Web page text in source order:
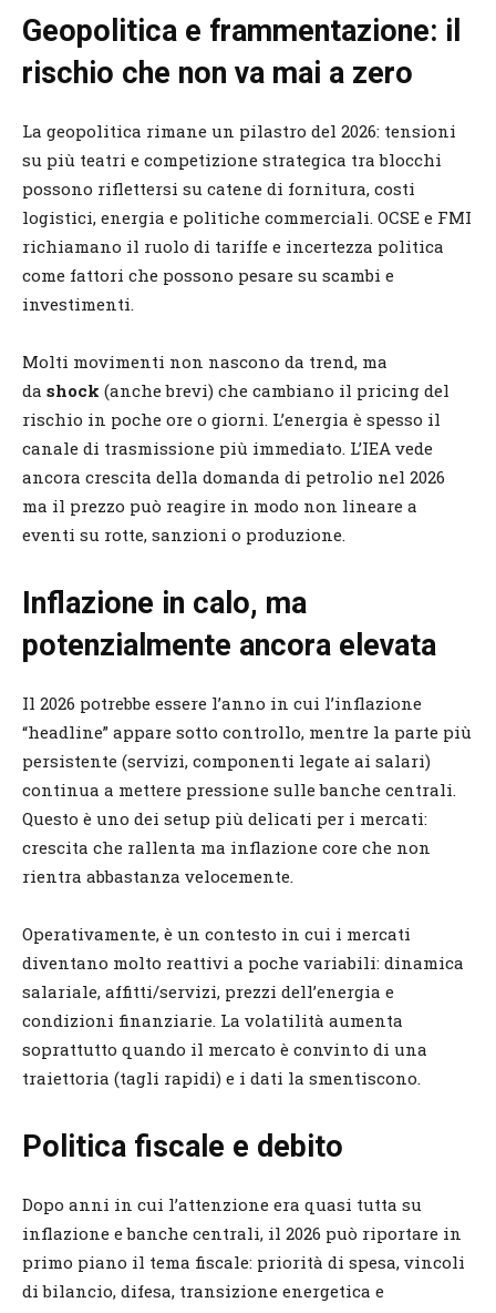
Geopolitica e frammentazione: il
rischio che non va mai a zero
La geopolitica rimane un pilastro del 2026: tensioni
su più teatri e competizione strategica tra blocchi
possono riflettersi su catene di fornitura, costi
logistici, energia e politiche commerciali. OCSE e FMI
richiamano il ruolo di tariffe e incertezza politica
come fattori che possono pesare su scambi e
investimenti.
Molti movimenti non nascono da trend, ma
da shock (anche brevi) che cambiano il pricing del
rischio in poche ore o giorni. L’energia è spesso il
canale di trasmissione più immediato. L’IEA vede
ancora crescita della domanda di petrolio nel 2026
ma il prezzo può reagire in modo non lineare a
eventi su rotte, sanzioni o produzione.
Inflazione in calo, ma
potenzialmente ancora elevata
Il 2026 potrebbe essere l’anno in cui l’inflazione
“headline” appare sotto controllo, mentre la parte più
persistente (servizi, componenti legate ai salari)
continua a mettere pressione sulle banche centrali.
Questo è uno dei setup più delicati per i mercati:
crescita che rallenta ma inflazione core che non
rientra abbastanza velocemente.
Operativamente, è un contesto in cui i mercati
diventano molto reattivi a poche variabili: dinamica
salariale, affitti/servizi, prezzi dell’energia e
condizioni finanziarie. La volatilità aumenta
soprattutto quando il mercato è convinto di una
traiettoria (tagli rapidi) e i dati la smentiscono.
Politica fiscale e debito
Dopo anni in cui l’attenzione era quasi tutta su
inflazione e banche centrali, il 2026 può riportare in
primo piano il tema fiscale: priorità di spesa, vincoli
di bilancio, difesa, transizione energetica e